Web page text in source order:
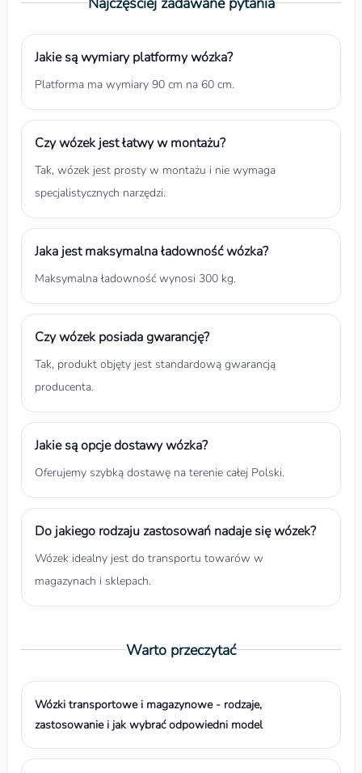
Jakie są wymiary platformy wózka?
Platforma ma wymiary 90 cm na 60 cm.
Czy wózek jest łatwy w montażu?
Tak, wózek jest prosty w montażu i nie wymaga
specjalistycznych narzędzi.
Jaka jest maksymalna ładowność wózka?
Maksymalna ładowność wynosi 300 kg.
Czy wózek posiada gwarancję?
Tak, produkt objęty jest standardową gwarancją
producenta.
Jakie są opcje dostawy wózka?
Oferujemy szybką dostawę na terenie całej Polski.
Do jakiego rodzaju zastosowań nadaje się wózek?
Wózek idealny jest do transportu towarów w
magazynach i sklepach.
Warto przeczytać
Wózki transportowe i magazynowe - rodzaje,
zastosowanie i jak wybrać odpowiedni model